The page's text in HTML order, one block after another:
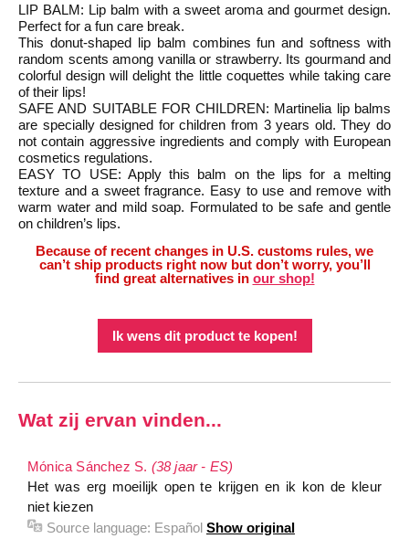
LIP BALM: Lip balm with a sweet aroma and gourmet design.
Perfect for a fun care break.
This donut-shaped lip balm combines fun and softness with
random scents among vanilla or strawberry. Its gourmand and
colorful design will delight the little coquettes while taking care
of their lips!
SAFE AND SUITABLE FOR CHILDREN: Martinelia lip balms
are specially designed for children from 3 years old. They do
not contain aggressive ingredients and comply with European
cosmetics regulations.
EASY TO USE: Apply this balm on the lips for a melting
texture and a sweet fragrance. Easy to use and remove with
warm water and mild soap. Formulated to be safe and gentle
on children’s lips.
Because of recent changes in U.S. customs rules, we
can’t ship products right now but don’t worry, you’ll
find great alternatives in our shop!
Ik wens dit product te kopen!
Wat zij ervan vinden...
Mónica Sánchez S. (38 jaar - ES)
Het was erg moeilijk open te krijgen en ik kon de kleur
niet kiezen
Source language: Español Show original